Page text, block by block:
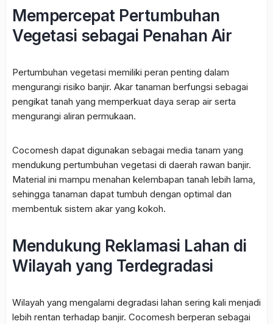
Mempercepat Pertumbuhan
Vegetasi sebagai Penahan Air
Pertumbuhan vegetasi memiliki peran penting dalam
mengurangi risiko banjir. Akar tanaman berfungsi sebagai
pengikat tanah yang memperkuat daya serap air serta
mengurangi aliran permukaan.
Cocomesh dapat digunakan sebagai media tanam yang
mendukung pertumbuhan vegetasi di daerah rawan banjir.
Material ini mampu menahan kelembapan tanah lebih lama,
sehingga tanaman dapat tumbuh dengan optimal dan
membentuk sistem akar yang kokoh.
Mendukung Reklamasi Lahan di
Wilayah yang Terdegradasi
Wilayah yang mengalami degradasi lahan sering kali menjadi
lebih rentan terhadap banjir. Cocomesh berperan sebagai